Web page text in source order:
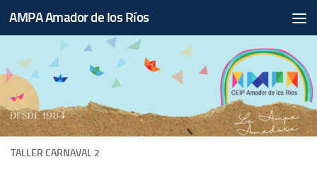
Saltar al contenido
AMPA Amador de los Ríos
TALLER CARNAVAL 2